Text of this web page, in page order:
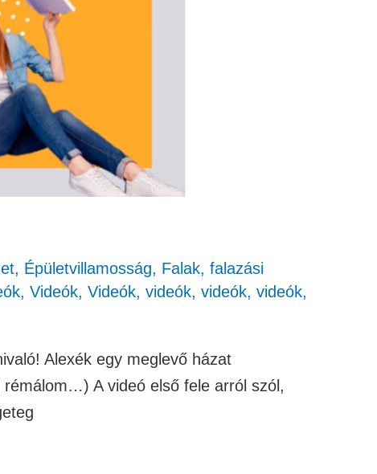
, Épületvillamosság, Falak, falazási
, Videók, Videók, videók, videók, videók,
Alexék egy meglevő házat
A videó első fele arról szól,